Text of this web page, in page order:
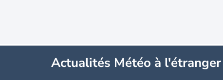
Actualités Météo à l'étranger